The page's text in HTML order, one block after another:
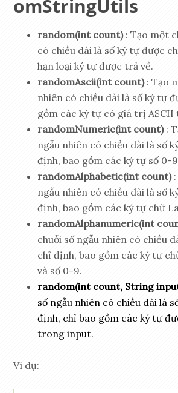
omStringUtils
random(int count): Tạo một
có chiều dài là số ký tự được
hạn loại ký tự được trả về.
randomAscii(int count): Tạo
nhiên có chiều dài là số ký tự
gồm các ký tự có giá trị ASCII
randomNumeric(int count):
ngẫu nhiên có chiều dài là số
định, bao gồm các ký tự số 0-
randomAlphabetic(int count):
ngẫu nhiên có chiều dài là số
định, bao gồm các ký tự chữ
randomAlphanumeric(int
chuỗi số ngẫu nhiên có chiều
chỉ định, bao gồm các ký tự
và số 0-9.
random(int count, String
số ngẫu nhiên có chiều dài là
định, chỉ bao gồm các ký tự
tronginput.
Ví dụ: